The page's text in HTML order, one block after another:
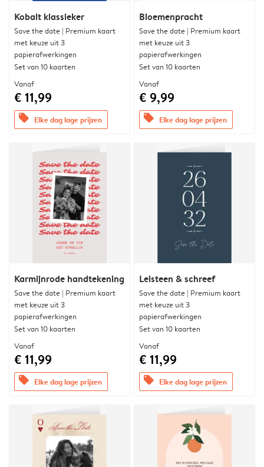
Kobalt klassieker
Save the date | Premium kaart
met keuze uit 3
papierafwerkingen
Set van 10 kaarten
Vanaf
€ 11,99
offers Elke dag lage prijzen
Bloemenpracht
Save the date | Premium kaart
met keuze uit 3
papierafwerkingen
Set van 10 kaarten
Vanaf
€ 9,99
offers Elke dag lage prijzen
Karmijnrode handtekening
Save the date | Premium kaart
met keuze uit 3
papierafwerkingen
Set van 10 kaarten
Vanaf
€ 11,99
offers Elke dag lage prijzen
Leisteen & schreef
Save the date | Premium kaart
met keuze uit 3
papierafwerkingen
Set van 10 kaarten
Vanaf
€ 11,99
offers Elke dag lage prijzen